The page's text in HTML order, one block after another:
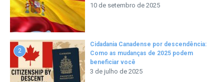
10 de setembro de 2025
2
Cidadania Canadense por descendência:
Como as mudanças de 2025 podem
beneficiar você
3 de julho de 2025